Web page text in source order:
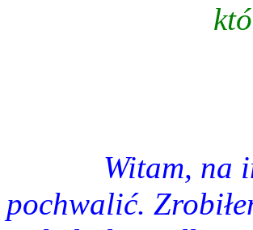
Witam, na
pochwalić.